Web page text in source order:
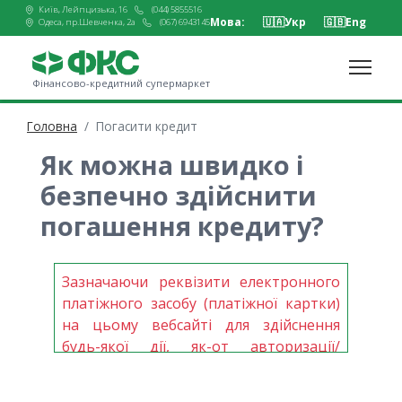
Київ, Лейпцизька, 16
(044) 5855516
Одеса, пр.Шевченка, 2а
(067) 6943145Мова: 🇺🇦Укр 🇬🇧Eng
Фінансово-кредитний супермаркет
Головна Погасити кредит
Як можна швидко і
безпечно здійснити
погашення кредиту?
Зазначаючи реквізити електронного
платіжного засобу (платіжної картки)
на цьому вебсайті для здійснення
будь-якої дії, як-от авторизації/